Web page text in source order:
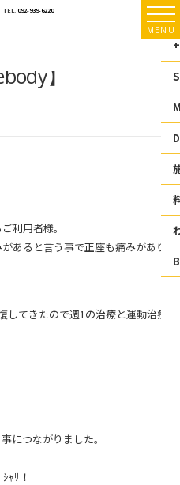
TEL. 092-939-6220
MENU
】
利用者様。
あると言う事で正座も痛みがあり
てきたので週1の治療と運動治療
につながりました。
ｬﾘ！